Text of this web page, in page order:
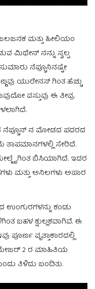
ಮತ್ತು ಹೀಲಿಯಂ
ಮಿಥೇನ್ ನನ್ನು ಸ್ವಲ್ಪ
ನೆಪ್ಚೂನಿನಷ್ಟೇ
ಯುರೇನಸ್ ಗಿಂತ ಹೆಚ್ಚು
ವಸ್ತುವು ಈ ತೀವ್ರ
ನೆಪ್ಚೂನ್ ನ ಮೋಡದ ಪದರದ
ಸೇರಿದೆ.
ಬಿಸಿಯಾಗಿದೆ. ಇದರ
ಮತ್ತು ಅನಿಲಗಳು ಅಪಾರ
ಉಂಗುರಗಳನ್ನು ಕಂಡು
ಬಹಳ ಕ್ಷುಲ್ಲಕವಾಗಿವೆ. ಈ
ಪೂರ್ಣ ವೃತ್ತಾಕಾರದಲ್ಲಿ
2 ರ ಮಾಹಿತಿಯ
ತಿಳಿದು ಬಂದಿತು.